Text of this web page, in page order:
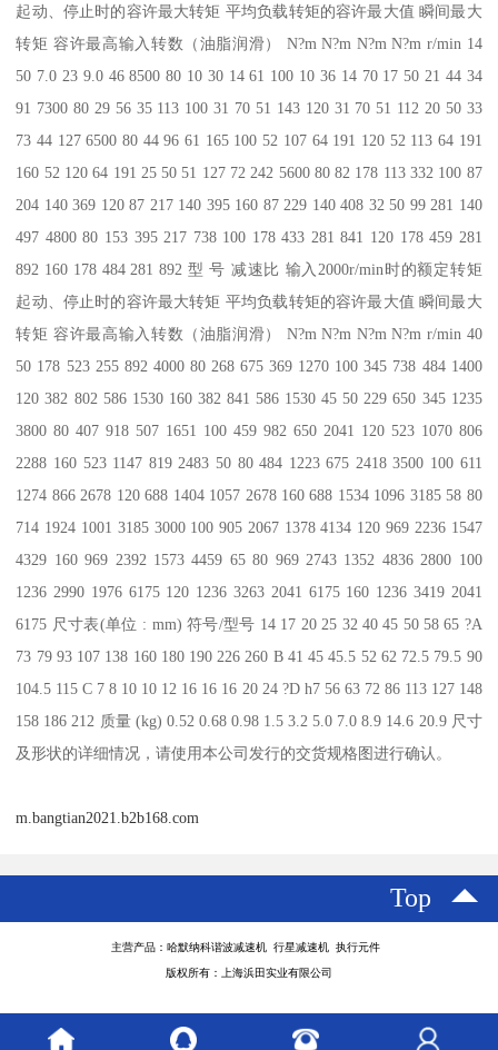
起动、停止时的容许最大转矩 平均负载转矩的容许最大值 瞬间最大
转矩 容许最高输入转数（油脂润滑） N?m N?m N?m N?m r/min 14
50 7.0 23 9.0 46 8500 80 10 30 14 61 100 10 36 14 70 17 50 21 44 34
91 7300 80 29 56 35 113 100 31 70 51 143 120 31 70 51 112 20 50 33
73 44 127 6500 80 44 96 61 165 100 52 107 64 191 120 52 113 64 191
160 52 120 64 191 25 50 51 127 72 242 5600 80 82 178 113 332 100 87
204 140 369 120 87 217 140 395 160 87 229 140 408 32 50 99 281 140
497 4800 80 153 395 217 738 100 178 433 281 841 120 178 459 281
892 160 178 484 281 892 型 号 减速比 输入2000r/min时的额定转矩
起动、停止时的容许最大转矩 平均负载转矩的容许最大值 瞬间最大
转矩 容许最高输入转数（油脂润滑） N?m N?m N?m N?m r/min 40
50 178 523 255 892 4000 80 268 675 369 1270 100 345 738 484 1400
120 382 802 586 1530 160 382 841 586 1530 45 50 229 650 345 1235
3800 80 407 918 507 1651 100 459 982 650 2041 120 523 1070 806
2288 160 523 1147 819 2483 50 80 484 1223 675 2418 3500 100 611
1274 866 2678 120 688 1404 1057 2678 160 688 1534 1096 3185 58 80
714 1924 1001 3185 3000 100 905 2067 1378 4134 120 969 2236 1547
4329 160 969 2392 1573 4459 65 80 969 2743 1352 4836 2800 100
1236 2990 1976 6175 120 1236 3263 2041 6175 160 1236 3419 2041
6175 尺寸表(单位 : mm) 符号/型号 14 17 20 25 32 40 45 50 58 65 ?A
73 79 93 107 138 160 180 190 226 260 B 41 45 45.5 52 62 72.5 79.5 90
104.5 115 C 7 8 10 10 12 16 16 16 20 24 ?D h7 56 63 72 86 113 127 148
158 186 212 质量 (kg) 0.52 0.68 0.98 1.5 3.2 5.0 7.0 8.9 14.6 20.9 尺寸
及形状的详细情况，请使用本公司发行的交货规格图进行确认。
m.bangtian2021.b2b168.com
Top
主营产品：哈默纳科谐波减速机 行星减速机 执行元件
版权所有：上海浜田实业有限公司